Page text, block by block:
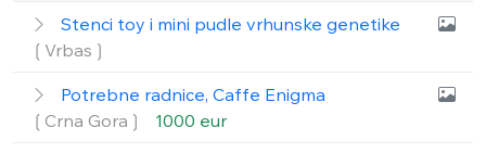
Stenci toy i mini pudle vrhunske genetike
❲Vrbas❳
Potrebne radnice, Caffe Enigma
❲Crna Gora❳
1000 eur